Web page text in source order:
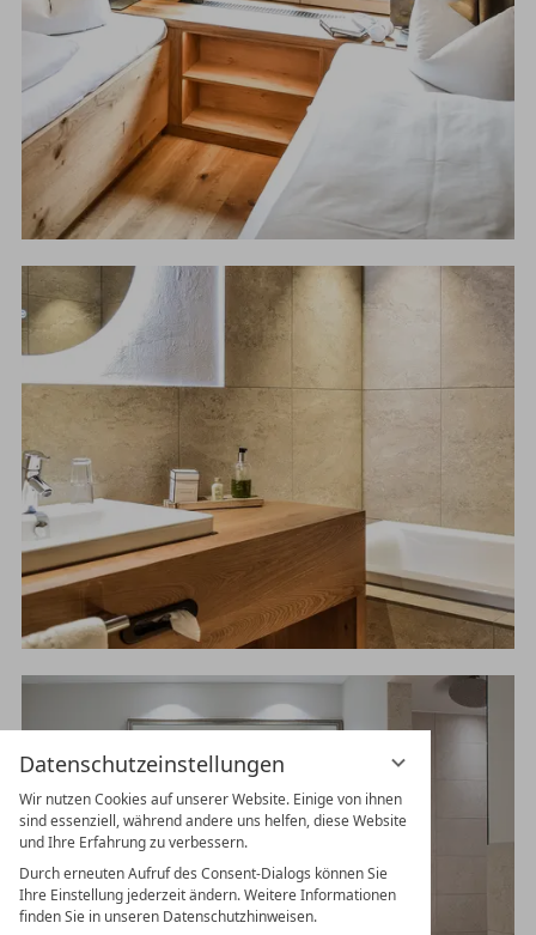
Datenschutzeinstellungen
Wir nutzen Cookies auf unserer Website. Einige von ihnen
sind essenziell, während andere uns helfen, diese Website
und Ihre Erfahrung zu verbessern.
Durch erneuten Aufruf des Consent-Dialogs können Sie
Ihre Einstellung jederzeit ändern. Weitere Informationen
finden Sie in unseren Datenschutzhinweisen.